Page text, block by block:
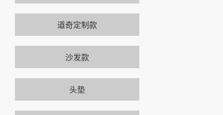
道奇定制款
沙发款
头垫